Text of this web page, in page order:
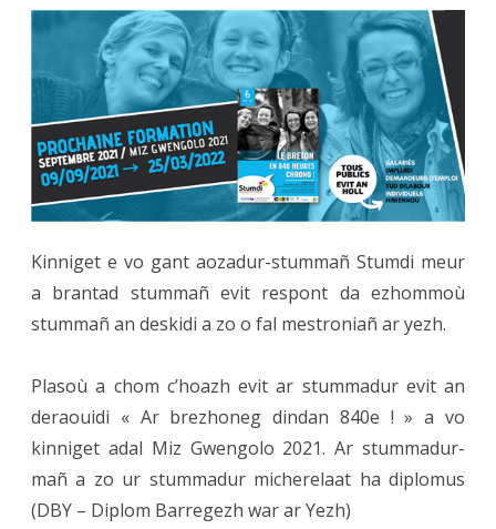
/
Formation
longue
de
breton
:
reste
places
Kinniget e vo gant aozadur-stummañ Stumdi meur
a brantad stummañ evit respont da ezhommoù
stummañ an deskidi a zo o fal mestroniañ ar yezh.
Plasoù a chom c’hoazh evit ar stummadur evit an
deraouidi « Ar brezhoneg dindan 840e ! » a vo
kinniget adal Miz Gwengolo 2021. Ar stummadur-
mañ a zo ur stummadur micherelaat ha diplomus
(DBY – Diplom Barregezh war ar Yezh)